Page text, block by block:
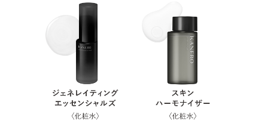
いずれも仕上がりイメージ